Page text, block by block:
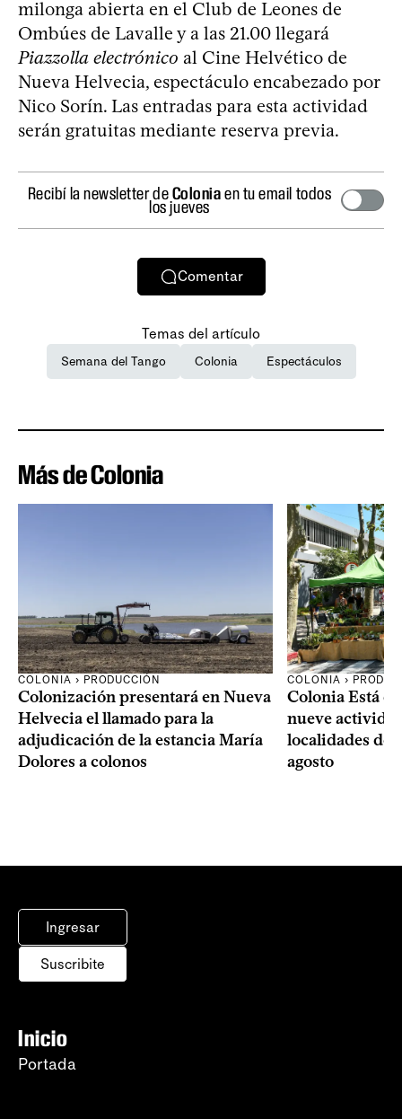
milonga abierta en el Club de Leones de
Ombúes de Lavalle y a las 21.00 llegará
Piazzolla electrónico al Cine Helvético de
Nueva Helvecia, espectáculo encabezado por
Nico Sorín. Las entradas para esta actividad
serán gratuitas mediante reserva previa.
Recibí la newsletter deColoniaen tu email todos
los jueves
Comentar
Temas del artículo
Semana del Tango Colonia Espectáculos
Más de Colonia
COLONIA › PRODUCCIÓN
Colonización presentará en Nueva
Helvecia el llamado para la
adjudicación de la estancia María
Dolores a colonos
COLONIA ›
Colonia Está
nueve
localidades del
agosto
Ingresar
Suscribite
Inicio
Portada